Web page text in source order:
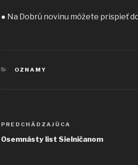
● Na Dobrú novinu môžete prispieť
KATEGÓRIE
OZNAMY
Navigácia
v
Predchádzajúci
článok
PREDCHÁDZAJÚCA
Osemnásty list Sielničanom